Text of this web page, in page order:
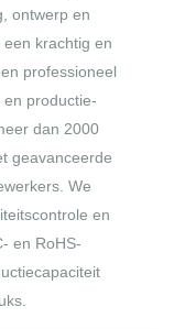
ontwerp en
krachtig en
professioneel
productie-
dan 2000
geavanceerde
We
en
en RoHS-